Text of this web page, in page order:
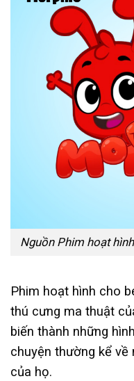
Nguồn Phim hoạt
Phim hoạt hình cho
thú cưng ma thuật
biến thành những
chuyện thường kể
của họ.